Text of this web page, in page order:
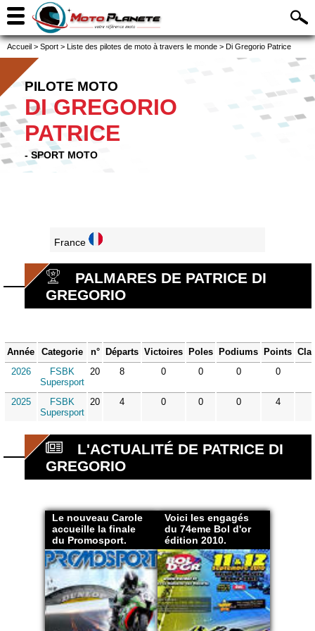
Accueil > Sport > Liste des pilotes de moto à travers le monde > Di Gregorio Patrice
PILOTE MOTO
DI GREGORIO
PATRICE
- SPORT MOTO
France
PALMARES DE PATRICE DI
GREGORIO
Année Categorie n° Départs Victoires Poles Podiums Points
2026
FSBK
Supersport
20 8 0 0 0 0
2025
FSBK
Supersport
20 4 0 0 0 4
L'ACTUALITÉ DE PATRICE DI
GREGORIO
Le nouveau Carole
accueille la finale
du Promosport.
Voici les engagés
du 74eme Bol d'or
édition 2010.